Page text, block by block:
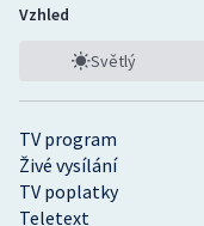
TV program
Živé vysílání
TV poplatky
Teletext
Vzhled
Světlý